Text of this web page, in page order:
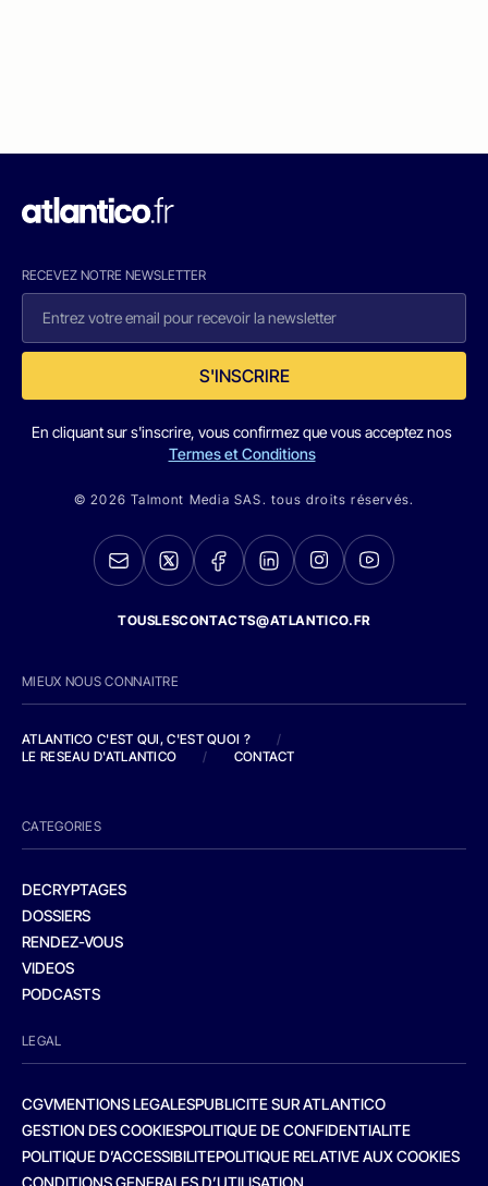
RECEVEZ NOTRE NEWSLETTER
S'INSCRIRE
En cliquant sur s'inscrire, vous confirmez que vous acceptez nos
Termes et Conditions
© 2026 Talmont Media SAS. tous droits réservés.
TOUSLESCONTACTS@ATLANTICO.FR
MIEUX NOUS CONNAITRE
ATLANTICO C'EST QUI, C'EST QUOI ?
/
LE RESEAU D'ATLANTICO
/ CONTACT
CATEGORIES
DECRYPTAGES
DOSSIERS
RENDEZ-VOUS
VIDEOS
PODCASTS
LEGAL
CGVMENTIONS LEGALESPUBLICITE SUR ATLANTICO
GESTION DES COOKIESPOLITIQUE DE CONFIDENTIALITE
POLITIQUE D’ACCESSIBILITEPOLITIQUE RELATIVE AUX COOKIES
CONDITIONS GENERALES D’UTILISATION